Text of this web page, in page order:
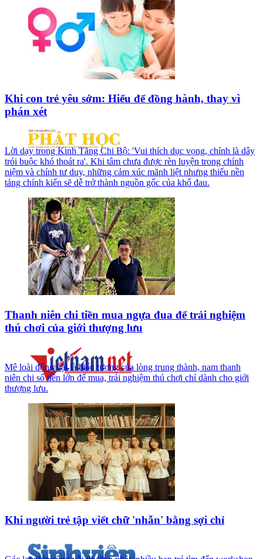
Khi con trẻ yêu sớm: Hiểu để đồng hành, thay vì
phán xét
Lời dạy trong Kinh Tăng Chi Bộ: 'Vui thích dục vọng, chính là dây
trói buộc khó thoát ra'. Khi tâm chưa được rèn luyện trong chính
niệm và chính tư duy, những cảm xúc mãnh liệt nhưng thiếu nền
tảng chính kiến sẽ dễ trở thành nguồn gốc của khổ đau.
Thanh niên chi tiền mua ngựa đua để trải nghiệm
thú chơi của giới thượng lưu
Mê loài động vật là biểu tượng của lòng trung thành, nam thanh
niên chi số tiền lớn để mua, trải nghiệm thú chơi chỉ dành cho giới
thượng lưu.
Khi người trẻ tập viết chữ 'nhẫn' bằng sợi chỉ